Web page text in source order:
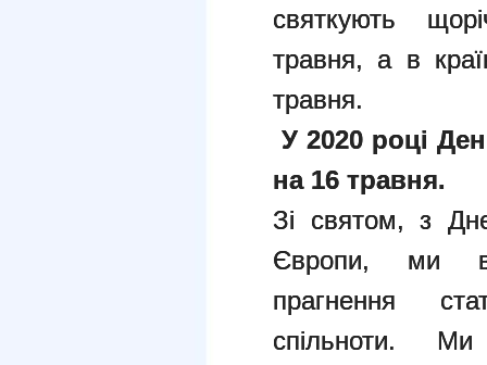
святкують
травня, а в
травня.
У 2020 році
на 16 травня.
Зі святом, з
Європи, ми
прагнення
спільноти.